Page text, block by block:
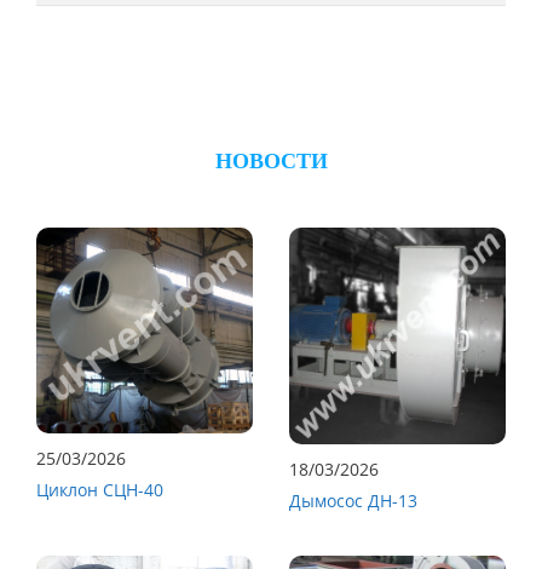
НОВОСТИ
25/03/2026
Циклон СЦН-40
18/03/2026
Дымосос ДН-13